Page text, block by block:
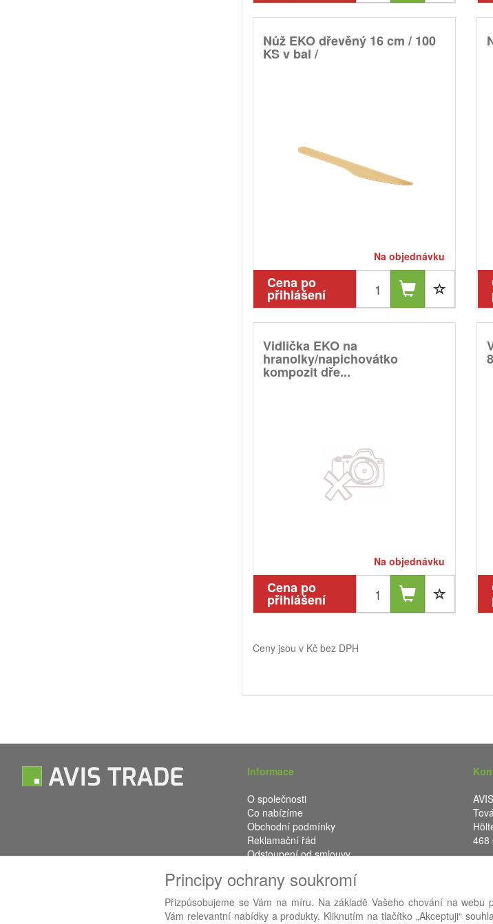
Nůž EKO dřevěný 16 cm / 100
KS v bal /
Na objednávku
Cena po
přihlášení
Vidlička EKO na
hranolky/napichovátko
kompozit dře...
Na objednávku
Cena po
přihlášení
Ceny jsou v Kč bez DPH
Informace
O společnosti
Co nabízíme
Obchodní podmínky
Reklamační řád
Odstoupení od smlouvy
468
Principy ochrany soukromí
Přizpůsobujeme se Vám na míru. Na základě Vašeho chování na webu
Vám relevantní nabídky a produkty. Kliknutím na tlačítko „Akceptuji“